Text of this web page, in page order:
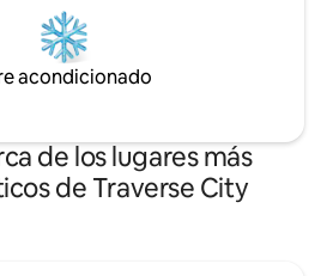
acondicionado
de los lugares más
de Traverse City